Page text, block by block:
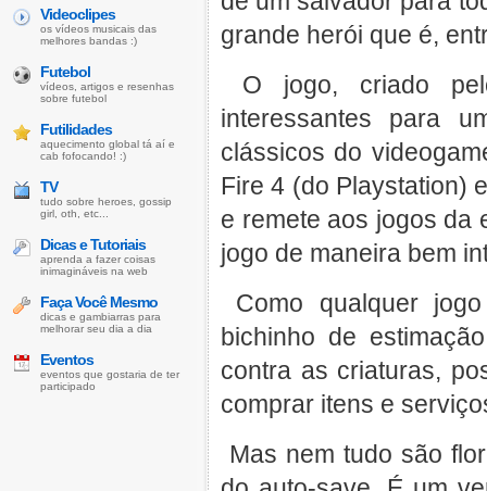
grande herói que é,
O jogo, criado
interessantes para
clássicos do
Fire 4 (do Playstation)
e remete aos jogos da
jogo de maneira bem
Como qualquer
bichinho de
contra as criaturas,
comprar itens e
Mas nem tudo são
Videoclipes
os vídeos musicais das
melhores bandas :)
Futebol
vídeos, artigos e resenhas
sobre futebol
Futilidades
aquecimento global tá aí e
cab fofocando! :)
TV
tudo sobre heroes, gossip
girl, oth, etc...
Dicas e Tutoriais
aprenda a fazer coisas
inimagináveis na web
Faça Você Mesmo
dicas e gambiarras para
melhorar seu dia a dia
Eventos
eventos que gostaria de ter
participado